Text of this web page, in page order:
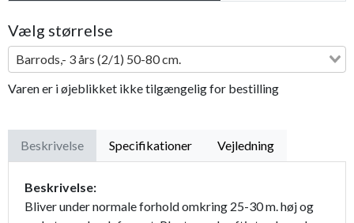
Vælg størrelse
Barrods,- 3 års (2/1) 50-80 cm.
Varen er i øjeblikket ikke tilgængelig for bestilling
Beskrivelse Specifikationer Vejledning
Beskrivelse:
Bliver under normale forhold omkring 25-30 m. høj og